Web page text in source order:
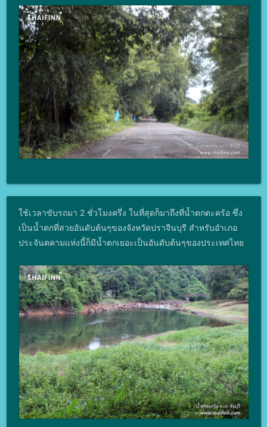
ใช้เวลาขับรถมา 2 ชั่วโมงครึ่ง ในที่สุดก็มาถึงที่น้ำตกตะคร้อ ซึ่ง
เป็นน้ำตกที่สวยอันดับต้นๆของจังหวัดปราจีนบุรี สำหรับอำเภอ
ประจันตคามแห่งนี้ก็มีน้ำตกเยอะเป็นอันดับต้นๆของประเทศไทย